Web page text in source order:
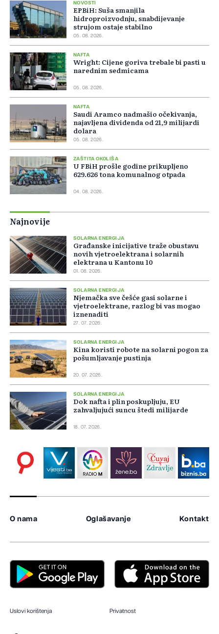
NOVOSTI
EPBiH: Suša smanjila
hidroproizvodnju, snabdijevanje
strujom ostaje stabilno
05. 08. 2026.
NAFTA
Wright: Cijene goriva trebale bi pasti u
narednim sedmicama
05. 08. 2026.
NAFTA
Saudi Aramco nadmašio očekivanja,
najavljena dividenda od 21,9 milijardi
dolara
05. 08. 2026.
ZAŠTITA OKOLIŠA
U FBiH prošle godine prikupljeno
629.626 tona komunalnog otpada
04. 08. 2026.
Najnovije
SOLARNA ENERGIJA
Građanske inicijative traže obustavu
novih vjetroelektrana i solarnih
elektrana u Kantonu 10
01. 08. 2026.
SOLARNA ENERGIJA
Njemačka sve češće gasi solarne i
vjetroelektrane, razlog bi vas mogao
iznenaditi
27. 07. 2026.
SOLARNA ENERGIJA
Kina koristi robote na solarni pogon za
pošumljavanje pustinja
20. 07. 2026.
SOLARNA ENERGIJA
Dok nafta i plin poskupljuju, EU
zahvaljujući suncu štedi milijarde
18. 07. 2026.
O nama Oglašavanje Kontakt
Uslovi korištenja Privatnost